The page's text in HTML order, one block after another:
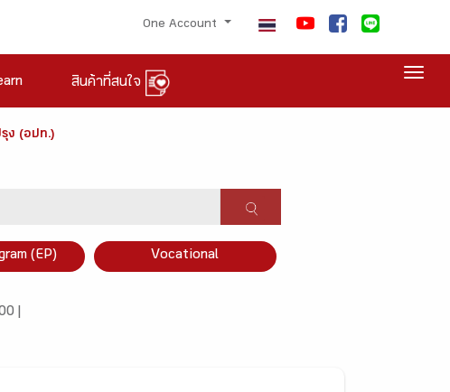
One Account
สินค้าที่สนใจ
ง (อปท.)
(EP) Vocational
|